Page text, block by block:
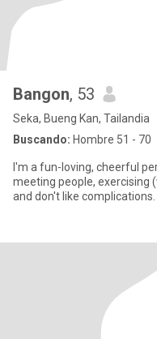
Bangon, 53
Seka, Bueng Kan, Tailandia
Buscando: Hombre 51 - 70
I'm a fun-loving, cheerful
meeting people, exercising
and don't like complications.